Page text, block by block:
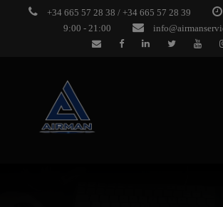
+34 665 57 28 38 / +34 665 57 28 39
9:00 - 21:00